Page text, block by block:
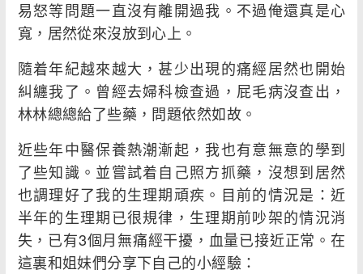
易怒等問題一直沒有離開過我。不過俺還真是心
寬，居然從來沒放到心上。
隨着年紀越來越大，甚少出現的痛經居然也開始
糾纏我了。曾經去婦科檢查過，屁毛病沒查出，
林林總總給了些藥，問題依然如故。
近些年中醫保養熱潮漸起，我也有意無意的學到
了些知識。並嘗試着自己照方抓藥，沒想到居然
也調理好了我的生理期頑疾。目前的情況是：近
半年的生理期已很規律，生理期前吵架的情況消
失，已有3個月無痛經干擾，血量已接近正常。在
這裏和姐妹們分享下自己的小經驗：